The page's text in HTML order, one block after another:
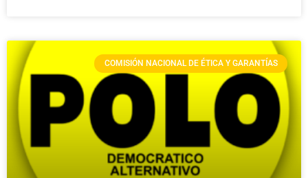
COMISIÓN NACIONAL DE ÉTICA Y GARANTÍAS